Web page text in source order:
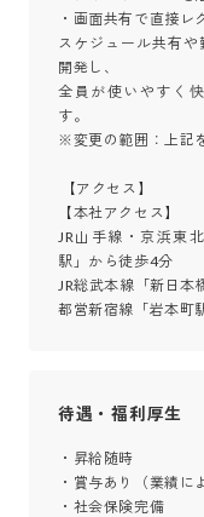
・画面共有で直接レ
スケジュール共有
開発し、
全員が使いやすく
す。
※変更の範囲：上記
【本社アクセス】
JR山手線・京浜東
駅」から徒歩4分
JR総武本線「新日本
都営新宿線「岩本町
待遇・福利厚生
・昇給随時
・賞与あり（業績に
・社会保険完備